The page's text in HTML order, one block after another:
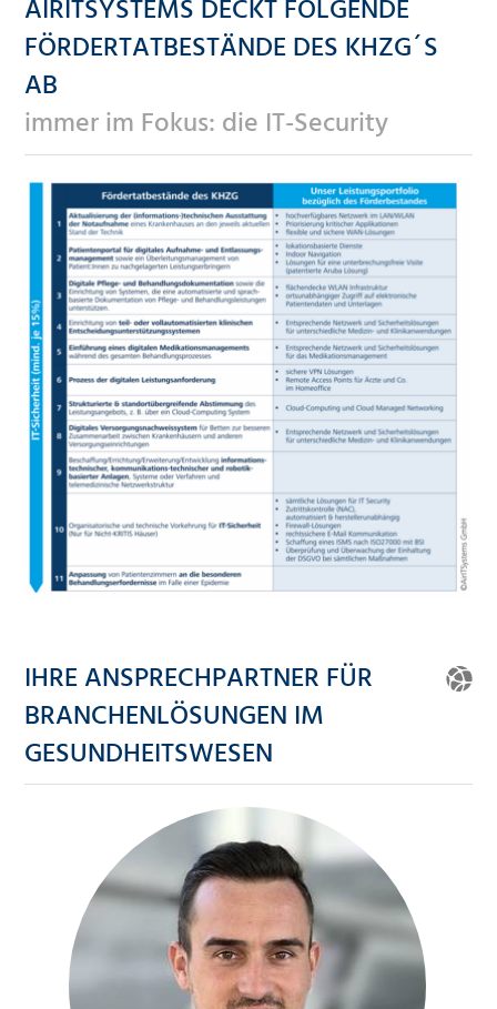
AIRITSYSTEMS DECKT FOLGENDE
FÖRDERTATBESTÄNDE DES KHZG´S
AB
immer im Fokus: die IT-Security
IHRE ANSPRECHPARTNER FÜR
BRANCHENLÖSUNGEN IM
GESUNDHEITSWESEN